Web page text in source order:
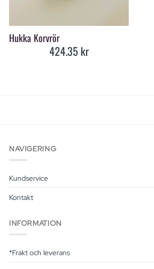
Hukka Korvrör
424.35 kr
NAVIGERING
Kundservice
Kontakt
INFORMATION
*Frakt och leverans